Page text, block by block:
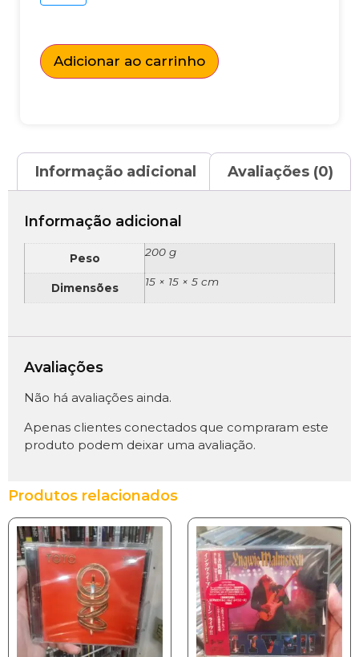
Adicionar ao carrinho
Informação adicional Avaliações (0)
Informação adicional
Peso 200 g
Dimensões 15 × 15 × 5 cm
Avaliações
Não há avaliações ainda.
Apenas clientes conectados que compraram este
produto podem deixar uma avaliação.
Produtos relacionados